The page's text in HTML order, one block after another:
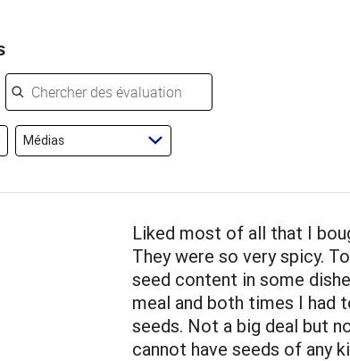
évaluateurs
Chercher des évaluations
Médias
Liked most of all that I
They were so very spicy.
seed content in some
meal and both times I had
seeds. Not a big deal but
cannot have seeds of any